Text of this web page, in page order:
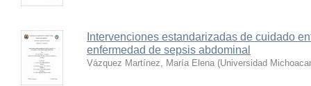
Intervenciones estandarizadas de cuidado
enfermedad de sepsis abdominal
Vázquez Martínez, María Elena (Universidad